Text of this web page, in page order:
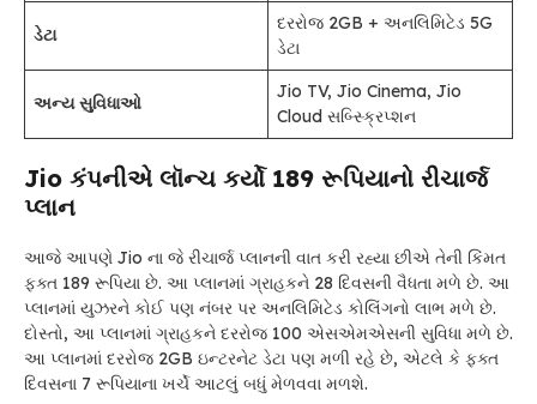
ડેટા
દરરોજ 2GB + અનલિમિટેડ 5G
ડેટા
અન્ય સુવિધાઓ
Jio TV, Jio Cinema, Jio
Cloud સબ્સ્ક્રિપ્શન
Jio કંપનીએ લૉન્ચ કર્યો 189 રૂપિયાનો રીચાર્જ
પ્લાન
આજે આપણે Jio ના જે રીચાર્જ પ્લાનની વાત કરી રહ્યા છીએ તેની કિંમત
ફક્ત 189 રૂપિયા છે. આ પ્લાનમાં ગ્રાહકને 28 દિવસની વૈધતા મળે છે. આ
પ્લાનમાં યુઝરને કોઈ પણ નંબર પર અનલિમિટેડ કોલિંગનો લાભ મળે છે.
દોસ્તો, આ પ્લાનમાં ગ્રાહકને દરરોજ 100 એસએમએસની સુવિધા મળે છે.
આ પ્લાનમાં દરરોજ 2GB ઇન્ટરનેટ ડેટા પણ મળી રહે છે, એટલે કે ફક્ત
દિવસના 7 રૂપિયાના ખર્ચે આટલું બધું મેળવવા મળશે.